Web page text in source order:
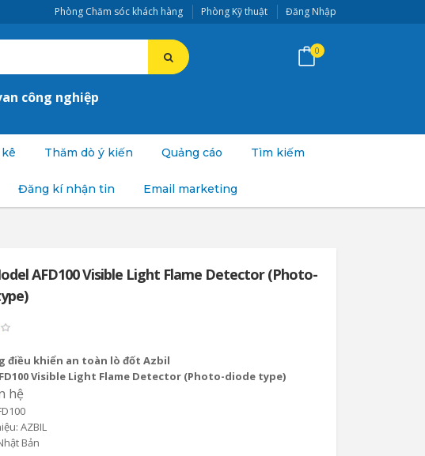
Phòng Chăm sóc khách hàng Phòng Kỹ thuật Đăng Nhập
công nghiệp
0
Thăm dò ý kiến Quảng cáo Tìm kiếm
Đăng kí nhận tin Email marketing
AFD100 Visible Light Flame Detector (Photo-
điều khiển an toàn lò đốt Azbil
Visible Light Flame Detector (Photo-diode type)
hệ
AZBIL
Bản